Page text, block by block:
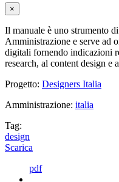
×
Il manuale è uno strumento
Amministrazione e serve ad
digitali fornendo indicazioni
research, al content design e
Progetto: Designers Italia
Amministrazione: italia
Tag:
design
Scarica
pdf